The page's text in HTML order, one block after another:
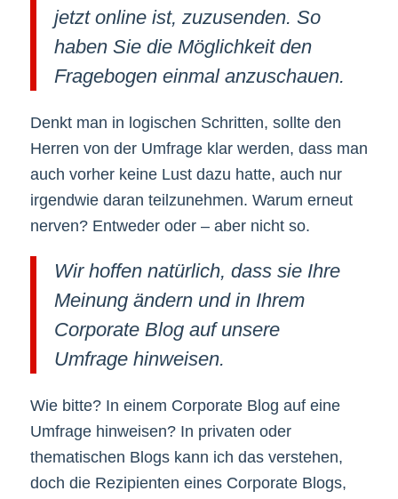
jetzt online ist, zuzusenden. So
haben Sie die Möglichkeit den
Fragebogen einmal anzuschauen.
Denkt man in logischen Schritten, sollte den
Herren von der Umfrage klar werden, dass man
auch vorher keine Lust dazu hatte, auch nur
irgendwie daran teilzunehmen. Warum erneut
nerven? Entweder oder – aber nicht so.
Wir hoffen natürlich, dass sie Ihre
Meinung ändern und in Ihrem
Corporate Blog auf unsere
Umfrage hinweisen.
Wie bitte? In einem Corporate Blog auf eine
Umfrage hinweisen? In privaten oder
thematischen Blogs kann ich das verstehen,
doch die Rezipienten eines Corporate Blogs,